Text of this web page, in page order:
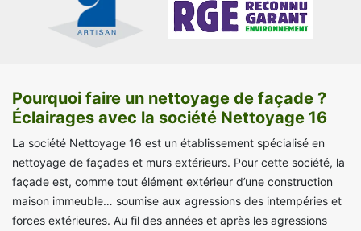
Pourquoi faire un nettoyage de façade ?
Éclairages avec la société Nettoyage 16
La société Nettoyage 16 est un établissement spécialisé en
nettoyage de façades et murs extérieurs. Pour cette société, la
façade est, comme tout élément extérieur d’une construction
maison immeuble… soumise aux agressions des intempéries et
forces extérieures. Au fil des années et après les agressions